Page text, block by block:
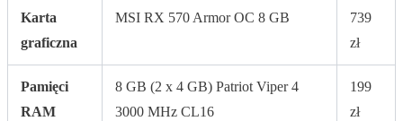
Karta
graficzna
MSI RX 570 Armor OC 8 GB
739
zł
Pamięci
RAM
8 GB (2 x 4 GB) Patriot Viper 4
3000 MHz CL16
199
zł